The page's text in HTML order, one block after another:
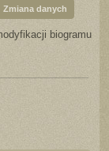
Zmiana danych
biogramu